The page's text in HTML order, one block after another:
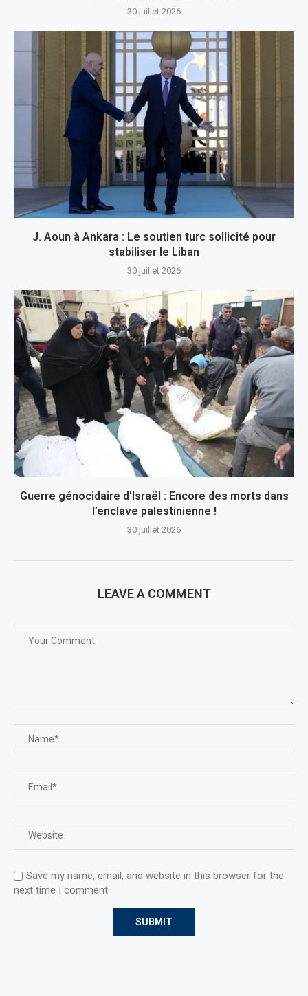
30 juillet 2026
J. Aoun à Ankara : Le soutien turc sollicité pour
stabiliser le Liban
30 juillet 2026
Guerre génocidaire d’Israël : Encore des morts dans
l’enclave palestinienne !
30 juillet 2026
LEAVE A COMMENT
Save my name, email, and website in this browser for the
next time I comment.